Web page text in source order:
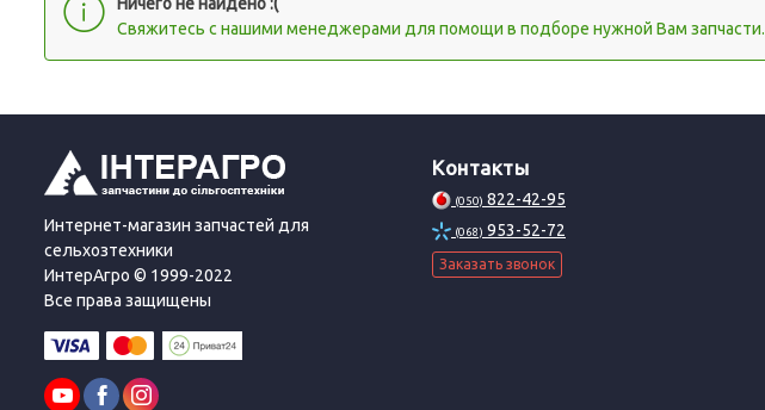
Cвяжитесь с нашими менеджерами для помощи в подборе нужной Вам запчасти.
Интернет-магазин запчастей для
сельхозтехники
ИнтерАгро © 1999-2022
Все права защищены
Контакты
(050) 822-42-95
(068) 953-52-72
Заказать звонок